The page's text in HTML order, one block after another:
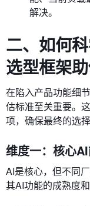
解决。
二、如何
选型框架
在陷入产品功能细
估标准至关重要。
项，确保最终的选
维度一：核心
AI是核心，但不同
其AI功能的成熟度和